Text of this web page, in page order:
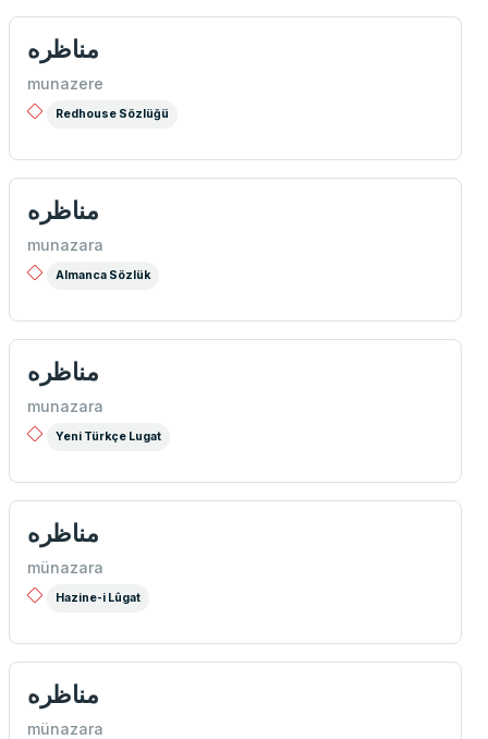
مناظره
munazere
Redhouse Sözlüğü
مناظره
munazara
Almanca Sözlük
مناظره
munazara
Yeni Türkçe Lugat
مناظره
münazara
Hazine-i Lûgat
مناظره
münazara